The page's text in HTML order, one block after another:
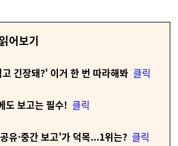
어보기
긴장돼?' 이거 한 번 따라해봐 클릭
도 보고는 필수! 클릭
유·중간 보고'가 덕목...1위는? 클릭